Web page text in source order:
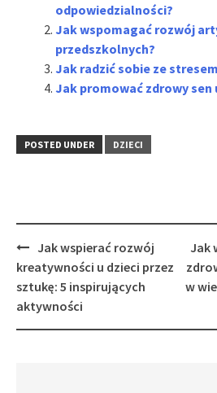
odpowiedzialności?
Jak wspomagać rozwój
przedszkolnych?
Jak radzić sobie ze
Jak promować zdrowy sen
POSTED UNDER DZIECI
Post
navigation
Jak wspierać rozwój
kreatywności u dzieci przez
sztukę: 5 inspirujących
aktywności
Jak
w